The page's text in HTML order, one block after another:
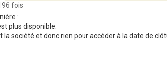
fois
:
plus disponible.
la société et donc rien pour accéder à la date de